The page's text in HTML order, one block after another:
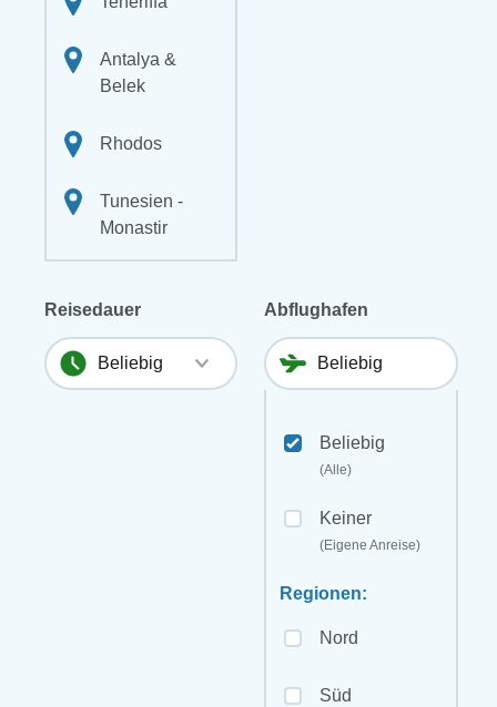
Antalya &
Belek
Rhodos
Tunesien -
Monastir
Reisedauer Abflughafen
Beliebig
(Alle)
Keiner
(Eigene Anreise)
Regionen:
Nord
Süd